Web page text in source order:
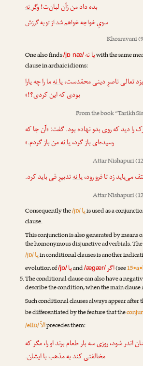
بده داد من زآن لبان‌ت!وگر نه
سویِ خواجه خواهم شد از تو به گرزش
Khosravani
One also finds/jɒ næ/یا نهwith the same
clause in archaic idioms:
تعالی ناصرِ دینی محمّدست،یا نهما را چه یارا
بودی که این کردی؟!»
From the book “Tarikh
را دید که روی بدو نهاده بود. گفت: «آن جا که
رسیده‌ای باز گرد،یا نهمن باز گردم.»
Attar Nishapuri
می‌باید زد تا فرو رود،یا نهتدبیرِ قی باید کرد.
Attar Nishapuri
Consequently the/jɒ/یاis used as a
clause.
This conjunction is also generated by
the homonymous disjunctive adverbials.
/jɒ/یاin conditional clauses is another
evolution of/jɒ/یاand/ægær/اگر(see
The conditional clause can also have a
describe the condition, when the main clause
Such conditional clauses always appear after
be differentiated by the feature that the
/ellɒ/الاّprecedes them:
اندر شود، روزی سه بار طعام برند او را، مگر که
مخالفتی کند به مذهب با ایشان.